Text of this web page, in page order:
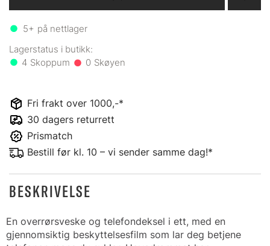
5+ på nettlager
4 0
Fri frakt over 1000,-*
30 dagers returrett
Prismatch
Bestill før kl. 10 – vi sender samme dag!*
BESKRIVELSE
En overrørsveske og telefondeksel i ett, med en
gjennomsiktig beskyttelsesfilm som lar deg betjene